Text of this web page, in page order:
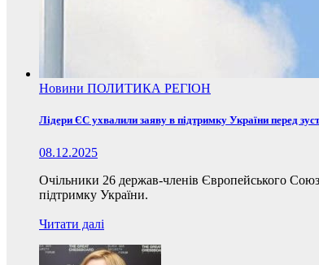
Новини ПОЛИТИКА РЕГІОН
Лідери ЄС ухвалили заяву в підтримку України перед
08.12.2025
Очільники 26 держав-членів Європейського
підтримку України.
Читати далі